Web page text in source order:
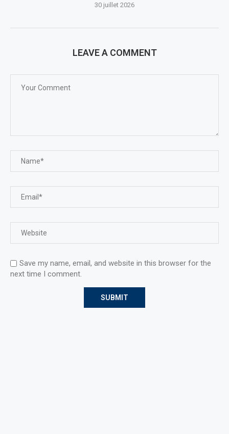
30 juillet 2026
LEAVE A COMMENT
Save my name, email, and website in this browser for the
next time I comment.